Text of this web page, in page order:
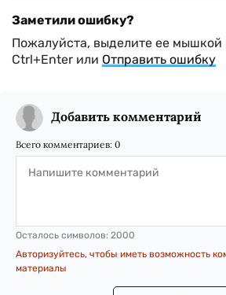
Заметили ошибку?
Пожалуйста, выделите ее
Ctrl+Enter или Отправить ошибку
Добавить комментарий
Всего комментариев: 0
Осталось символов: 2000
Авторизуйтесь, чтобы иметь возможность
материалы